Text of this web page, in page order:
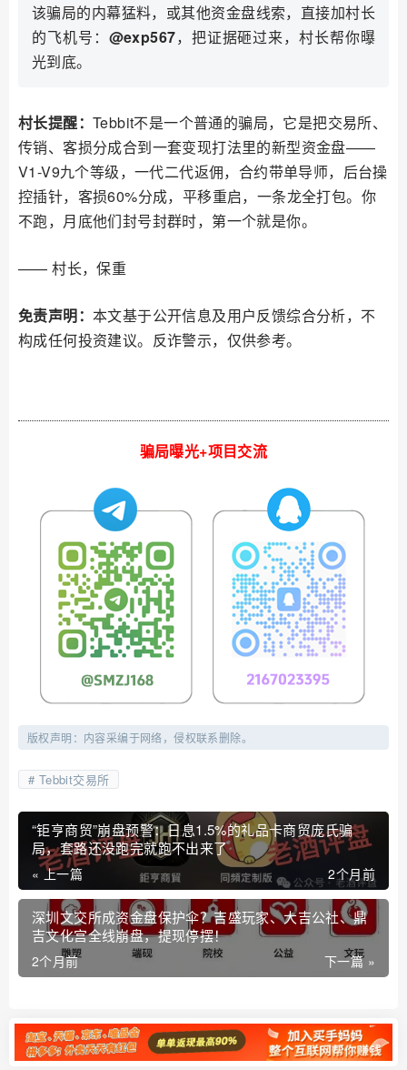
该骗局的内幕猛料，或其他资金盘线索，直接加村长
的飞机号： @exp567，把证据砸过来，村长帮你曝
光到底。
村长提醒： Tebbit不是一个普通的骗局，它是把交易所、
传销、客损分成合到一套变现打法里的新型资金盘——
V1-V9九个等级，一代二代返佣，合约带单导师，后台操
控插针，客损60%分成，平移重启，一条龙全打包。你
不跑，月底他们封号封群时，第一个就是你。
—— 村长，保重
免责声明： 本文基于公开信息及用户反馈综合分析，不
构成任何投资建议。反诈警示，仅供参考。
骗局曝光+项目交流
版权声明：内容采编于网络，侵权联系删除。
Tebbit交易所
“钜亨商贸”崩盘预警：日息1.5%的礼品卡商贸庞氏骗
局，套路还没跑完就跑不出来了
« 上一篇 2个月前
深圳文交所成资金盘保护伞？吉盛玩家、大吉公社、鼎
吉文化宫全线崩盘，提现停摆！
下一篇 »
2个月前